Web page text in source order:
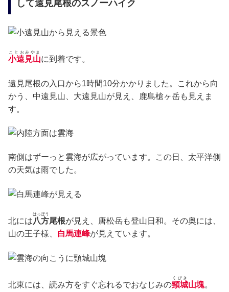
して遠見尾根のスノーハイク
小遠見山
ことおみやま
に到着です。
遠見尾根の入口から1時間10分かかりました。これから向
かう、中遠見山、大遠見山が見え、鹿島槍ヶ岳も見えま
す。
南側はずーっと雲海が広がっています。この日、太平洋側
の天気は雨でした。
北には八方
はっぽう
尾根が見え、唐松岳も登山日和。その奥には、
山の王子様、 白馬連峰が見えています。
北東には、読み方をすぐ忘れるでおなじみの頸城
くびき
山塊。